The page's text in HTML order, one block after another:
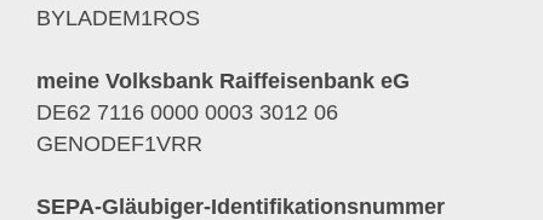
BYLADEM1ROS
meine Volksbank Raiffeisenbank eG
DE62 7116 0000 0003 3012 06
GENODEF1VRR
SEPA-Gläubiger-Identifikationsnummer